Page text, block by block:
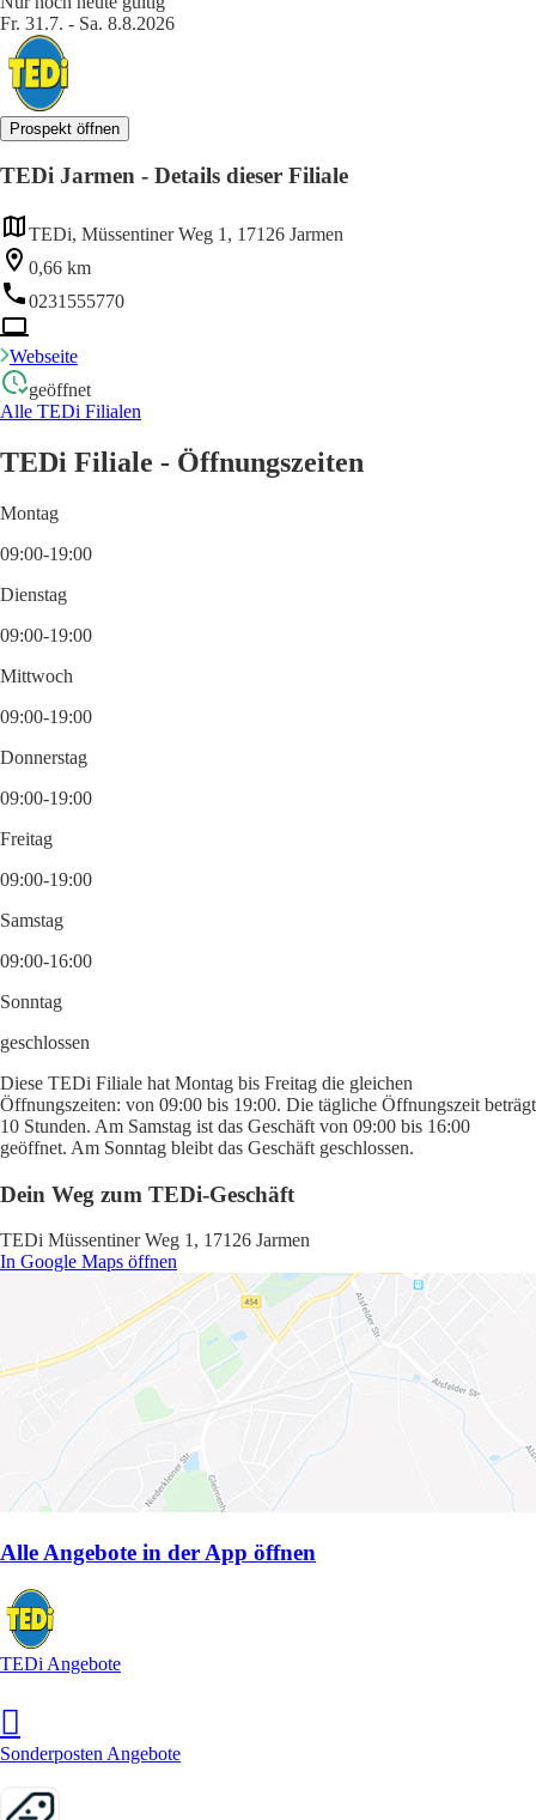
Fr. 31.7. - Sa. 8.8.2026
Prospekt öffnen
TEDi Jarmen - Details dieser Filiale
TEDi, Müssentiner Weg 1, 17126 Jarmen
0,66 km
0231555770
Webseite
geöffnet
Alle TEDi Filialen
TEDi Filiale - Öffnungszeiten
Montag
09:00-19:00
Dienstag
09:00-19:00
Mittwoch
09:00-19:00
Donnerstag
09:00-19:00
Freitag
09:00-19:00
Samstag
09:00-16:00
Sonntag
geschlossen
Diese TEDi Filiale hat Montag bis Freitag die gleichen
Öffnungszeiten: von 09:00 bis 19:00. Die tägliche Öffnungszeit beträgt
10 Stunden. Am Samstag ist das Geschäft von 09:00 bis 16:00
geöffnet. Am Sonntag bleibt das Geschäft geschlossen.
Dein Weg zum TEDi-Geschäft
TEDi Müssentiner Weg 1, 17126 Jarmen
In Google Maps öffnen
Alle Angebote in der App öffnen
TEDi Angebote
Sonderposten Angebote